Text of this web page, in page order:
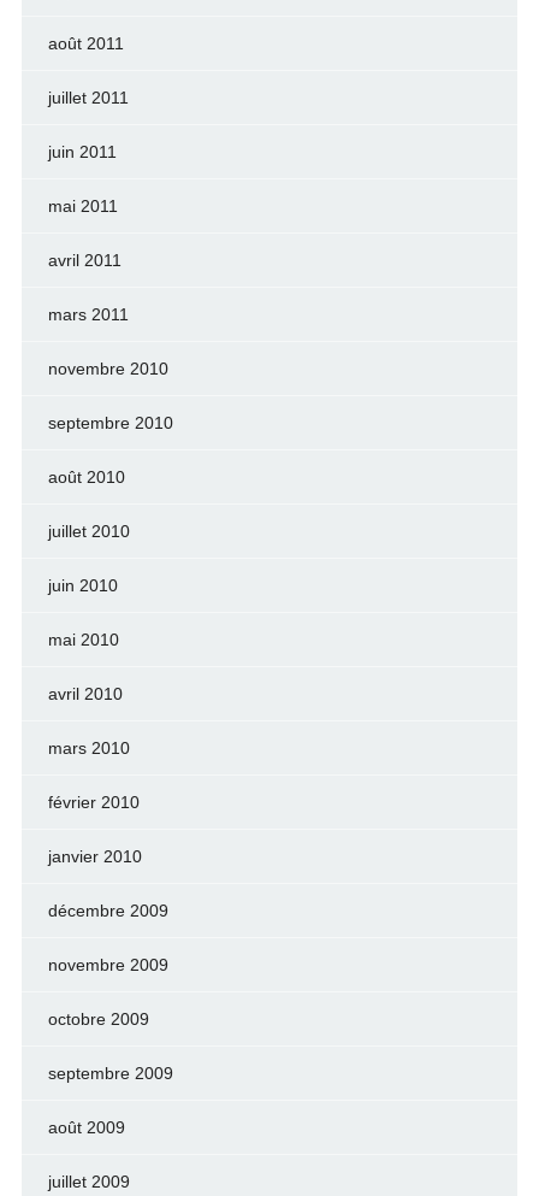
août 2011
juillet 2011
juin 2011
mai 2011
avril 2011
mars 2011
novembre 2010
septembre 2010
août 2010
juillet 2010
juin 2010
mai 2010
avril 2010
mars 2010
février 2010
janvier 2010
décembre 2009
novembre 2009
octobre 2009
septembre 2009
août 2009
juillet 2009